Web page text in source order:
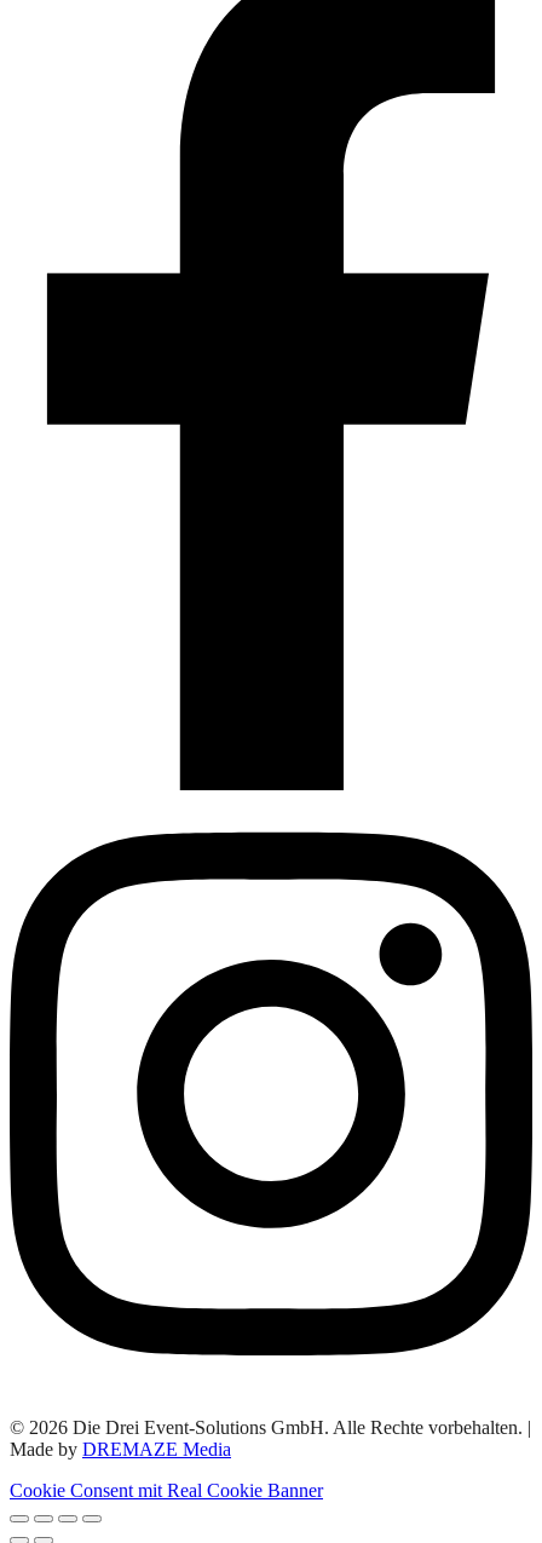
© 2026 Die Drei Event-Solutions GmbH. Alle Rechte vorbehalten. |
Made by DREMAZE Media
Cookie Consent mit Real Cookie Banner